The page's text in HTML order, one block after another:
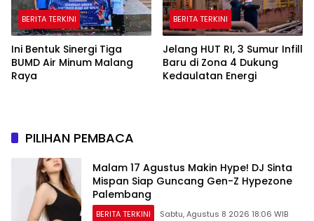
BERITA TERKINI
Ini Bentuk Sinergi Tiga
BUMD Air Minum Malang
Raya
BERITA TERKINI
Jelang HUT RI, 3 Sumur Infill
Baru di Zona 4 Dukung
Kedaulatan Energi
PILIHAN PEMBACA
Malam 17 Agustus Makin Hype! DJ Sinta
Mispan Siap Guncang Gen-Z Hypezone
Palembang
BERITA TERKINI Sabtu, Agustus 8 2026 18:06 WIB